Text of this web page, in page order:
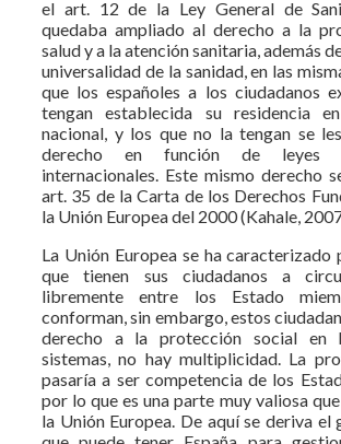
el art. 12 de la Ley General de
quedaba ampliado al derecho a la
salud y a la atención sanitaria, además
universalidad de la sanidad, en las
que los españoles a los ciudadanos
tengan establecida su residencia
nacional, y los que no la tengan se
derecho en función de leyes
internacionales. Este mismo derecho
art. 35 de la Carta de los Derechos
la Unión Europea del 2000 (Kahale,
La Unión Europea se ha caracterizado
que tienen sus ciudadanos a
libremente entre los Estado
conforman, sin embargo, estos
derecho a la protección social en
sistemas, no hay multiplicidad. La
pasaría a ser competencia de los
por lo que es una parte muy valiosa
la Unión Europea. De aquí se deriva el